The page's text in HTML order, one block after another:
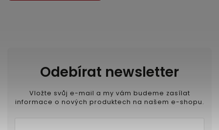
Odebírat newsletter
Vložte svůj e-mail a my vám budeme zasílat
informace o nových produktech na našem e-shopu.